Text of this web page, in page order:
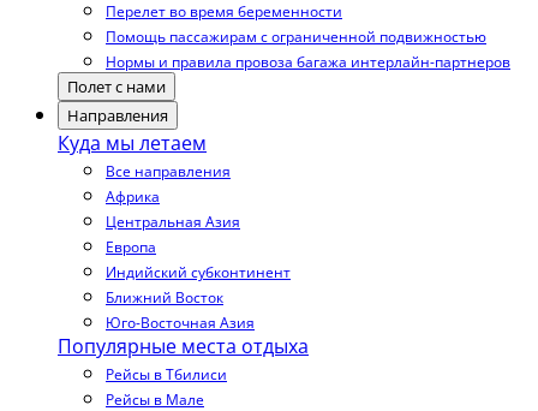
Перелет во время беременности
Помощь пассажирам с ограниченной подвижностью
Нормы и правила провоза багажа интерлайн-партнеров
Полет с нами
Направления
Куда мы летаем
Все направления
Африка
Центральная Азия
Европа
Индийский субконтинент
Ближний Восток
Юго-Восточная Азия
Популярные места отдыха
Рейсы в Тбилиси
Рейсы в Мале